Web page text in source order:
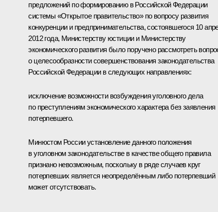
предложений по формированию в Российской Федерации
системы «Открытое правительство» по вопросу развития
конкуренции и предпринимательства, состоявшегося 10
2012 года, Министерству юстиции и Министерству
экономического развития было поручено рассмотреть
о целесообразности совершенствования законодательства
Российской Федерации в следующих направлениях:
исключение возможности возбуждения уголовного дела
по преступлениям экономического характера без заявления
потерпевшего.
Минюстом России установление данного положения
в уголовном законодательстве в качестве общего правила
признано невозможным, поскольку в ряде случаев круг
потерпевших является неопределённым либо потерпевший
может отсутствовать.